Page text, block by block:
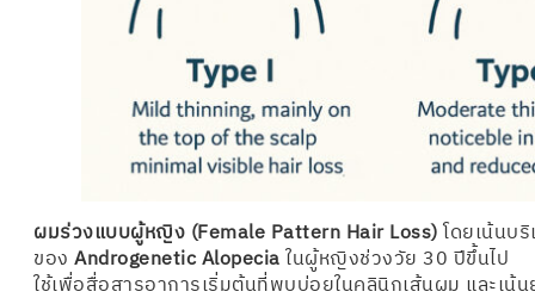
ผมร่วงแบบผู้หญิง (Female Pattern Hair Loss)โดยเน้นบ
ของ Androgenetic Alopeciaในผู้หญิงช่วงวัย 30 ปีขึ้นไป
ใช้เพื่อสื่อสารอาการเริ่มต้นที่พบบ่อยในคลินิกเส้นผม และเน้